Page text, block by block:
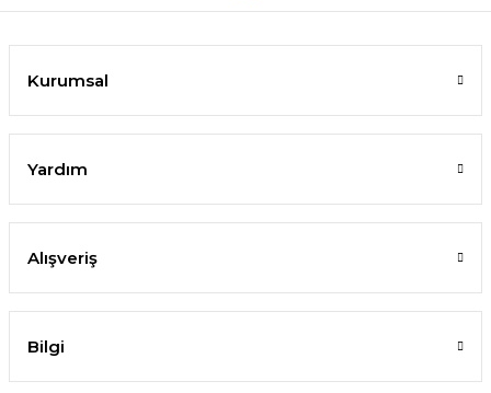
Kurumsal
Yardım
Alışveriş
Bilgi